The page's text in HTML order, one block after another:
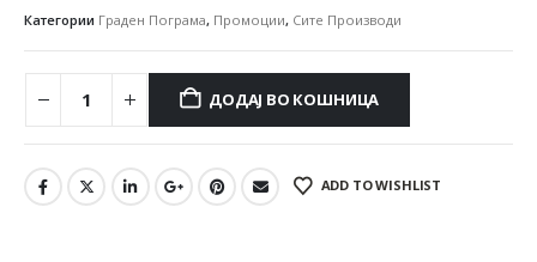
Категории Граден Пограма, Промоции, Сите Производи
ДОДАЈ ВО КОШНИЦА
ADD TO WISHLIST